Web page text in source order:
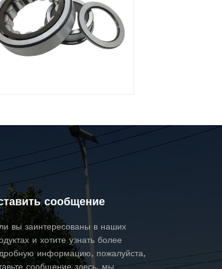
сообщение
вы заинтересованы в наших
и ​​хотите узнать более
информацию, пожалуйста,
сообщение здесь, мы